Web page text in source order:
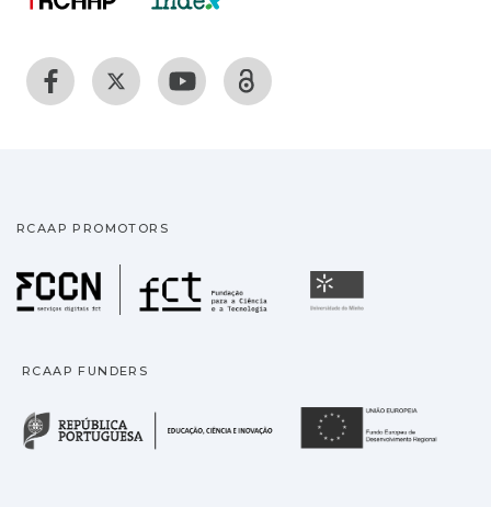
RCAAP PROMOTORS
Fundação para a
RCAAP FUNDERS
República Portuguesa